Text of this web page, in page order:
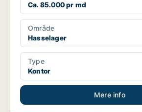
Ca. 85.000 pr md
Område
Hasselager
Type
Kontor
Mere info